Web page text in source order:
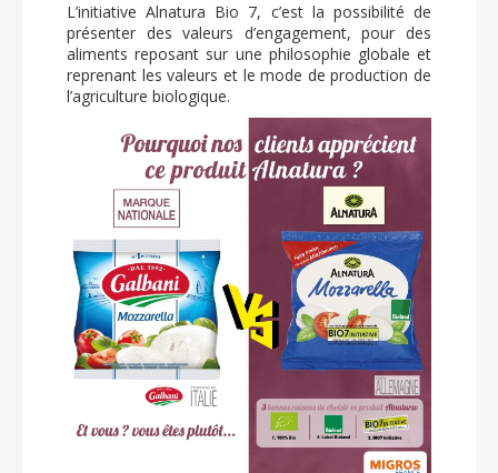
L’initiative Alnatura Bio 7, c’est la possibilité de
présenter des valeurs d’engagement, pour des
aliments reposant sur une philosophie globale et
reprenant les valeurs et le mode de production de
l’agriculture biologique.